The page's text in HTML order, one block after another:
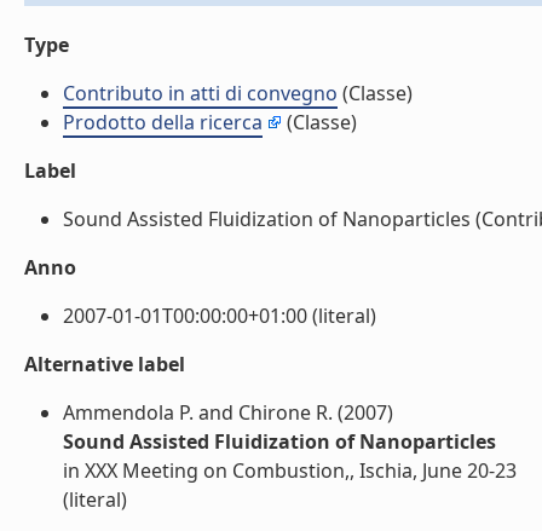
Type
Contributo in atti di convegno (Classe)
Prodotto della ricerca
(Classe)
Label
Sound Assisted Fluidization of Nanoparticles
Anno
2007-01-01T00:00:00+01:00 (literal)
Alternative label
Ammendola P. and Chirone R. (2007)
Sound Assisted Fluidization of Nanoparticles
in XXX Meeting on Combustion,, Ischia, June 20-23
(literal)